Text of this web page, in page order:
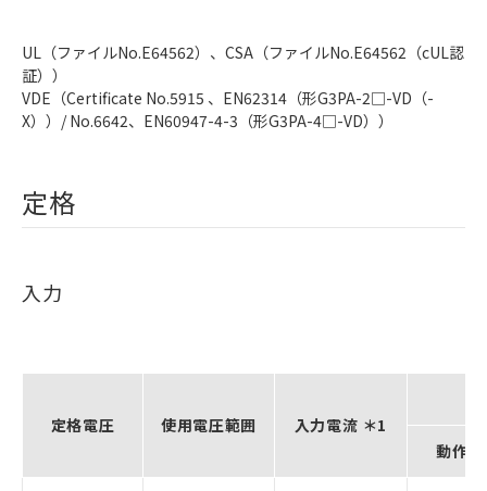
UL（ファイルNo.E64562）、CSA（ファイルNo.E64562（cUL認
証））
VDE（Certificate No.5915 、EN62314（形G3PA-2□-VD（-
X））/ No.6642、EN60947-4-3（形G3PA-4□-VD））
定格
入力
定格電圧 使用電圧範囲 入力電流 ＊1
動作